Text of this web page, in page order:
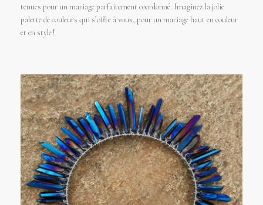
tenues pour un mariage parfaitement coordonné. Imaginez la jolie
palette de couleurs qui s’offre à vous, pour un mariage haut en couleur
et en style !